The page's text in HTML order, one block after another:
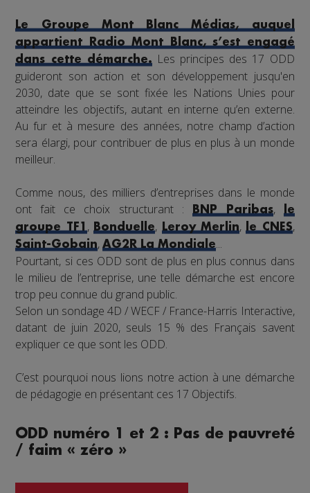
Le Groupe Mont Blanc Médias, auquel
appartient Radio Mont Blanc, s’est engagé
dans cette démarche.Les principes des 17 ODD
guideront son action et son développement jusqu'en
2030, date que se sont fixée les Nations Unies pour
atteindre les objectifs, autant en interne qu’en externe.
Au fur et à mesure des années, notre champ d’action
sera élargi, pour contribuer de plus en plus à un monde
meilleur.
Comme nous, des milliers d’entreprises dans le monde
ont fait ce choix structurant :
BNP Paribas,
le
groupe TF1,Bonduelle, Leroy Merlin,le CNES,
Saint-Gobain,AG2R La Mondiale...
Pourtant, si ces ODD sont de plus en plus connus dans
le milieu de l’entreprise, une telle démarche est encore
trop peu connue du grand public.
Selon un sondage 4D / WECF / France-Harris Interactive,
datant de juin 2020, seuls 15 % des Français savent
expliquer ce que sont les ODD.
C’est pourquoi nous lions notre action à une démarche
de pédagogie en présentant ces 17 Objectifs.
ODD numéro 1 et 2 : Pas de pauvreté
/ faim « zéro »